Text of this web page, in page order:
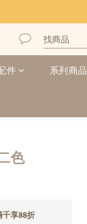
件 系列商品
色
千享88折